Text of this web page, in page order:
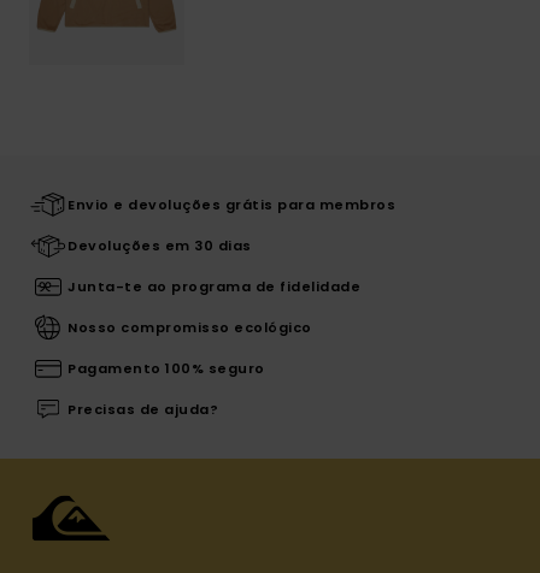
Envio e devoluções grátis para membros
Devoluções em 30 dias
Junta-te ao programa de fidelidade
Nosso compromisso ecológico
Pagamento 100% seguro
Precisas de ajuda?